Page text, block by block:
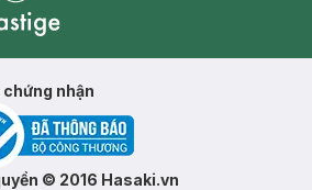
nhận
© 2016 Hasaki.vn